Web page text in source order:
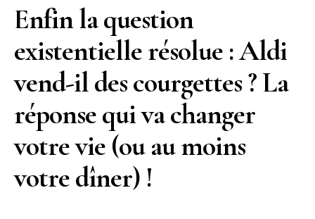
Enfin la question
existentielle résolue : Aldi
vend-il des courgettes ? La
réponse qui va changer
votre vie (ou au moins
votre dîner) !